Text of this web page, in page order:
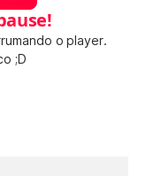
o player.
;D